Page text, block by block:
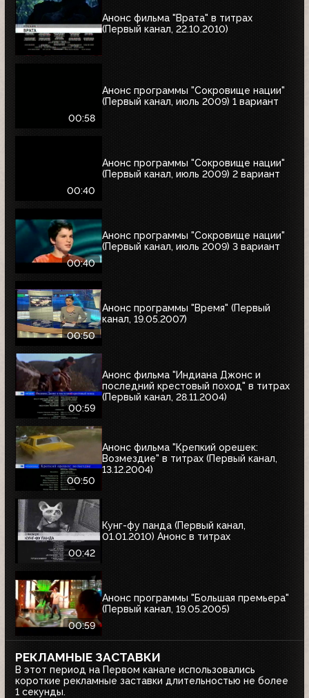
Анонс фильма "Врата" в титрах
(Первый канал, 22.10.2010)
00:58
Анонс программы "Сокровище нации"
(Первый канал, июль 2009) 1 вариант
00:40
Анонс программы "Сокровище нации"
(Первый канал, июль 2009) 2 вариант
00:40
Анонс программы "Сокровище нации"
(Первый канал, июль 2009) 3 вариант
00:50
Анонс программы "Время" (Первый
канал, 19.05.2007)
00:59
Анонс фильма "Индиана Джонс и
последний крестовый поход" в титрах
(Первый канал, 28.11.2004)
00:50
Анонс фильма "Крепкий орешек:
Возмездие" в титрах (Первый канал,
13.12.2004)
00:42
Кунг-фу панда (Первый канал,
01.01.2010) Анонс в титрах
00:59
Анонс программы "Большая премьера"
(Первый канал, 19.05.2005)
РЕКЛАМНЫЕ ЗАСТАВКИ
В этот период на Первом канале использовались
короткие рекламные заставки длительностью не более
1 секунды.